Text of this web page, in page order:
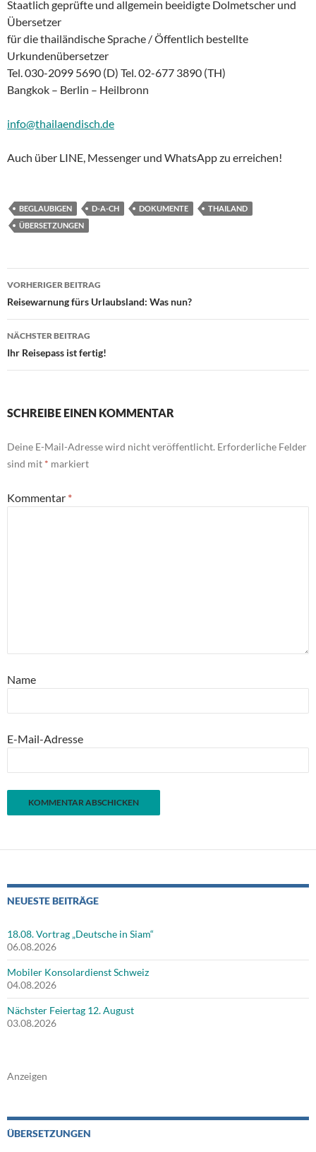
Staatlich geprüfte und allgemein beeidigte Dolmetscher und
Übersetzer
für die thailändische Sprache / Öffentlich bestellte
Urkundenübersetzer
Tel. 030-2099 5690 (D) Tel. 02-677 3890 (TH)
Bangkok – Berlin – Heilbronn
info@thailaendisch.de
Auch über LINE, Messenger und WhatsApp zu erreichen!
BEGLAUBIGEN D-A-CH DOKUMENTE
THAILAND
ÜBERSETZUNGEN
Beitragsnavigation
VORHERIGER BEITRAG
Reisewarnung fürs Urlaubsland: Was nun?
NÄCHSTER BEITRAG
Ihr Reisepass ist fertig!
SCHREIBE EINEN KOMMENTAR
Deine E-Mail-Adresse wird nicht veröffentlicht. Erforderliche Felder
sind mit * markiert
Kommentar *
Name
E-Mail-Adresse
NEUESTE BEITRÄGE
18.08. Vortrag „Deutsche in Siam“
06.08.2026
Mobiler Konsolardienst Schweiz
04.08.2026
Nächster Feiertag 12. August
03.08.2026
Anzeigen
ÜBERSETZUNGEN